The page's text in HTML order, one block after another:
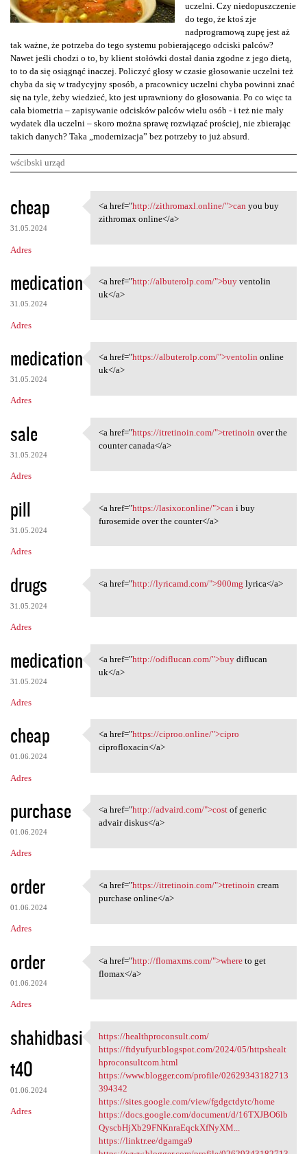
uczelni. Czy niedopuszczenie
do tego, że ktoś zje
nadprogramową zupę jest aż
tak ważne, że potrzeba do tego systemu pobierającego odciski palców?
Nawet jeśli chodzi o to, by klient stołówki dostał dania zgodne z jego dietą,
to to da się osiągnąć inaczej. Policzyć głosy w czasie głosowanie uczelni też
chyba da się w tradycyjny sposób, a pracownicy uczelni chyba powinni znać
się na tyle, żeby wiedzieć, kto jest uprawniony do głosowania. Po co więc ta
cała biometria – zapisywanie odcisków palców wielu osób - i też nie mały
wydatek dla uczelni – skoro można sprawę rozwiązać prościej, nie zbierając
takich danych? Taka „modernizacja” bez potrzeby to już absurd.
wścibski urząd
K
o
m
e
n
t
r
z
e
cheap
31.05.2024
Adres
<a href="http://zithromaxl
<a href="http://zithromaxl.online/">can you buy
zithromax online</a>
medication
31.05.2024
Adres
<a href="http://albuterolp
<a href="http://albuterolp.com/">buyventolin
uk</a>
medication
31.05.2024
Adres
<a href="https://albuterolp
<a href="https://albuterolp.com/">ventolin online
uk</a>
sale
31.05.2024
Adres
<a href="https://itretinoin
<a href="https://itretinoin.com/">tretinoin over the
counter canada</a>
pill
31.05.2024
Adres
<a href="https://lasixor
<a href="https://lasixor.online/">can i buy
furosemide over the counter</a>
drugs
31.05.2024
Adres
<a href="http://lyricamd.com/
<a href="http://lyricamd.com/">900mg lyrica</a>
medication
31.05.2024
Adres
<a href="http://odiflucan.com
<a href="http://odiflucan.com/">buydiflucan
uk</a>
cheap
01.06.2024
Adres
<a href="https://ciproo
<a href="https://ciproo.online/">cipro
ciprofloxacin</a>
purchase
01.06.2024
Adres
<a href="http://advaird.com/"
<a href="http://advaird.com/">costof generic
advair diskus</a>
order
01.06.2024
Adres
<a href="https://itretinoin
<a href="https://itretinoin.com/">tretinoin cream
purchase online</a>
order
01.06.2024
Adres
<a href="http://flomaxms.com/
<a href="http://flomaxms.com/">whereto get
flomax</a>
shahidbasi
t40
01.06.2024
Adres
https://healthproconsult.com/
https://healthproconsult.com/
https://ftdyufyur.blogspot.com/2024/05/httpshealt
hproconsultcom.html
https://www.blogger.com/profile/02629343182713
394342
https://sites.google.com/view/fgdgctdytc/home
https://docs.google.com/document/d/16TXJBO6lb
QyscbHjXb29FNKnraEqckXfNyXM...
https://linktr.ee/dgamga9